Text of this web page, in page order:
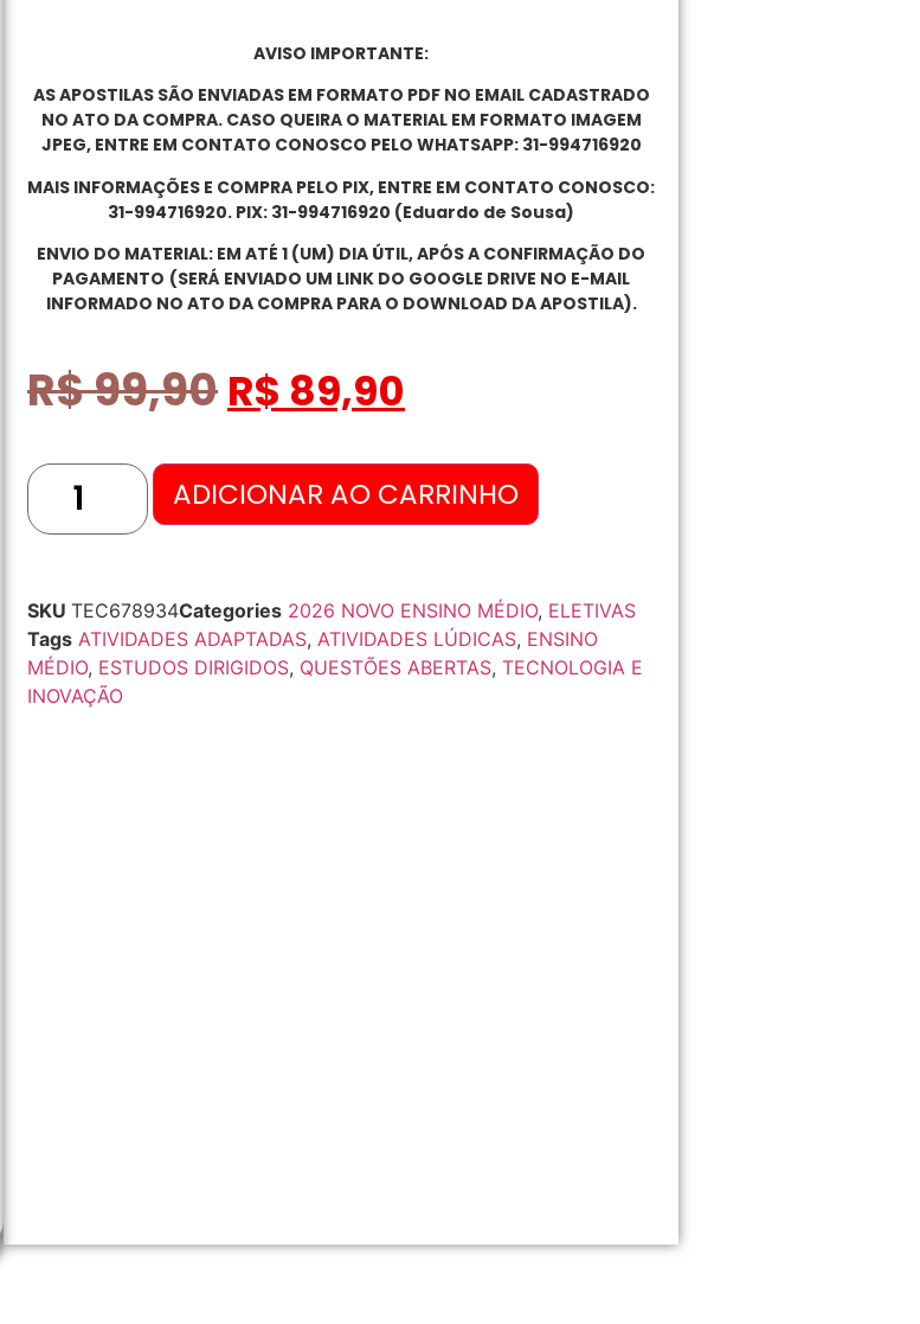
AVISO IMPORTANTE:
AS APOSTILAS SÃO ENVIADAS EM FORMATO PDF NO EMAIL CADASTRADO
NO ATO DA COMPRA. CASO QUEIRA O MATERIAL EM FORMATO IMAGEM
JPEG, ENTRE EM CONTATO CONOSCO PELO WHATSAPP: 31-994716920
MAIS INFORMAÇÕES E COMPRA PELO PIX, ENTRE EM CONTATO CONOSCO:
31-994716920. PIX: 31-994716920 (Eduardo de Sousa)
ENVIO DO MATERIAL: EM ATÉ 1 (UM) DIA ÚTIL, APÓS A CONFIRMAÇÃO DO
PAGAMENTO (SERÁ ENVIADO UM LINK DO GOOGLE DRIVE NO E-MAIL
INFORMADO NO ATO DA COMPRA PARA O DOWNLOAD DA APOSTILA).
R$99,90 R$ 89,90
ADICIONAR AO CARRINHO
SKU TEC678934Categories 2026 NOVO ENSINO MÉDIO, ELETIVAS
Tags ATIVIDADES ADAPTADAS, ATIVIDADES LÚDICAS, ENSINO
MÉDIO, ESTUDOS DIRIGIDOS, QUESTÕES ABERTAS, TECNOLOGIA E
INOVAÇÃO